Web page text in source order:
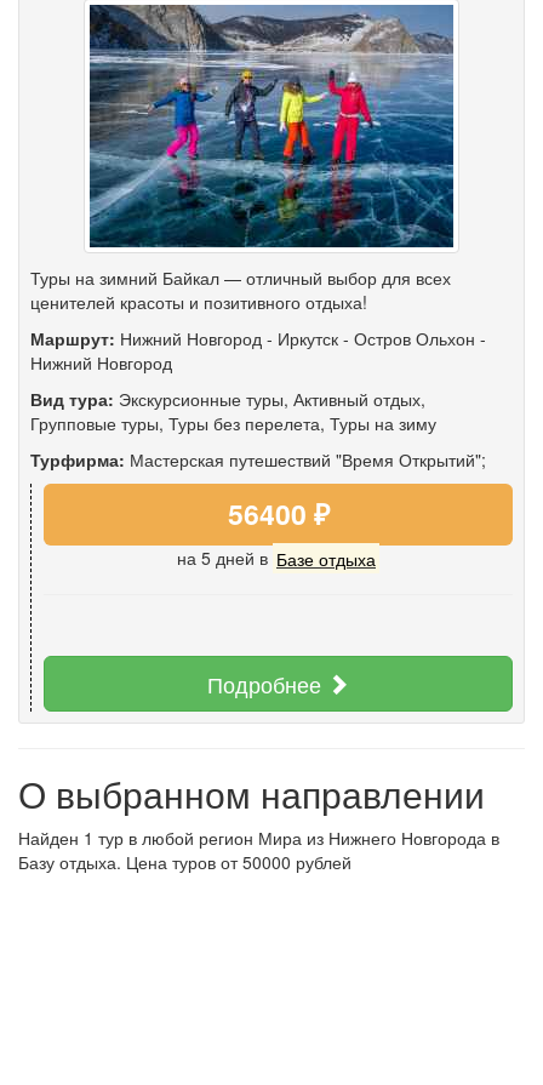
Туры на зимний Байкал — отличный выбор для всех
ценителей красоты и позитивного отдыха!
Маршрут: Нижний Новгород - Иркутск - Остров Ольхон -
Нижний Новгород
Вид тура: Экскурсионные туры, Активный отдых,
Групповые туры, Туры без перелета, Туры на зиму
Турфирма: Мастерская путешествий "Время Открытий";
56400 ₽
на 5 дней в Базе отдыха
Подробнее
О выбранном направлении
Найден 1 тур в любой регион Мира из Нижнего Новгорода в
Базу отдыха. Цена туров от 50000 рублей